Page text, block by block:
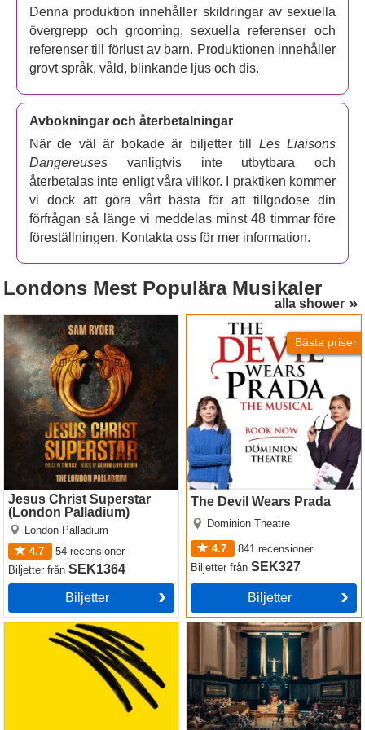
Denna produktion innehåller skildringar av sexuella
övergrepp och grooming, sexuella referenser och
referenser till förlust av barn. Produktionen innehåller
grovt språk, våld, blinkande ljus och dis.
Avbokningar och återbetalningar
När de väl är bokade är biljetter till Les Liaisons
Dangereuses vanligtvis inte utbytbara och
återbetalas inte enligt våra villkor. I praktiken kommer
vi dock att göra vårt bästa för att tillgodose din
förfrågan så länge vi meddelas minst 48 timmar före
föreställningen. Kontakta oss för mer information.
alla shower
Londons Mest Populära Musikaler
Jesus Christ Superstar
(London Palladium)
London Palladium
4.7
54 recensioner
BiljetterfrånSEK1364
Biljetter
Jesus Christ Superstar
(London Palladium)
Bästa priser
The Devil Wears Prada
Dominion Theatre
4.7 841 recensioner
BiljetterfrånSEK327
Biljetter
The Devil Wears Prada
Operation Mincemeat
Witness for the Prosecution
by Agatha Christie